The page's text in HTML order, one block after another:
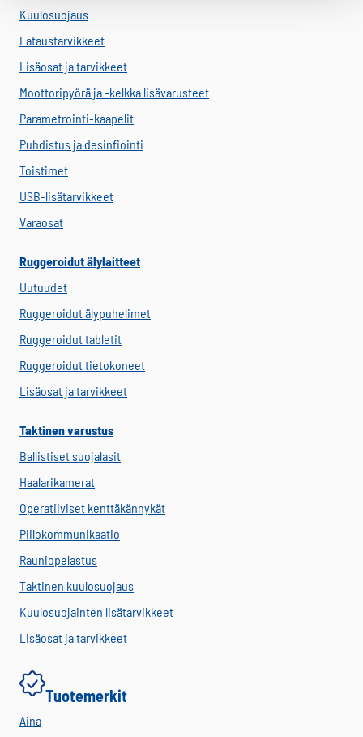
Kuulosuojaus
Lataustarvikkeet
Lisäosat ja tarvikkeet
Moottoripyörä ja -kelkka lisävarusteet
Parametrointi-kaapelit
Puhdistus ja desinfiointi
Toistimet
USB-lisätarvikkeet
Varaosat
Ruggeroidut älylaitteet
Uutuudet
Ruggeroidut älypuhelimet
Ruggeroidut tabletit
Ruggeroidut tietokoneet
Lisäosat ja tarvikkeet
Taktinen varustus
Ballistiset suojalasit
Haalarikamerat
Operatiiviset kenttäkännykät
Piilokommunikaatio
Rauniopelastus
Taktinen kuulosuojaus
Kuulosuojainten lisätarvikkeet
Lisäosat ja tarvikkeet
Tuotemerkit
Aina